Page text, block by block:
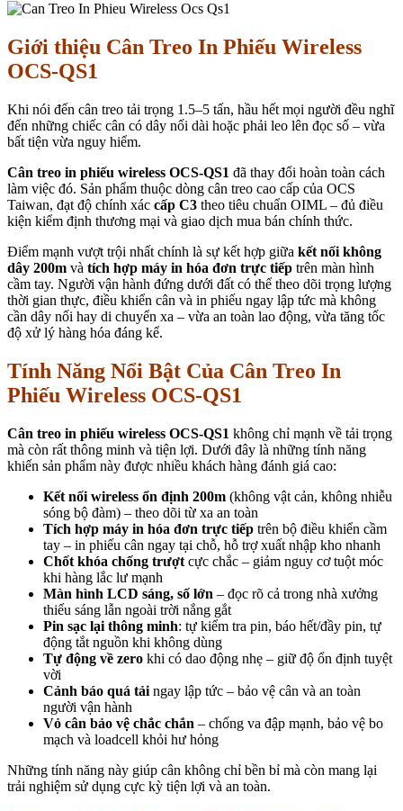
Giới thiệu Cân Treo In Phiếu Wireless
OCS-QS1
Khi nói đến cân treo tải trọng 1.5–5 tấn, hầu hết mọi người đều nghĩ
đến những chiếc cân có dây nối dài hoặc phải leo lên đọc số – vừa
bất tiện vừa nguy hiểm.
Cân treo in phiếu wireless OCS-QS1 đã thay đổi hoàn toàn cách
làm việc đó. Sản phẩm thuộc dòng cân treo cao cấp của OCS
Taiwan, đạt độ chính xác cấp C3 theo tiêu chuẩn OIML – đủ điều
kiện kiểm định thương mại và giao dịch mua bán chính thức.
Điểm mạnh vượt trội nhất chính là sự kết hợp giữa kết nối không
dây 200m và tích hợp máy in hóa đơn trực tiếp trên màn hình
cầm tay. Người vận hành đứng dưới đất có thể theo dõi trọng lượng
thời gian thực, điều khiển cân và in phiếu ngay lập tức mà không
cần dây nối hay di chuyển xa – vừa an toàn lao động, vừa tăng tốc
độ xử lý hàng hóa đáng kể.
Tính Năng Nổi Bật Của Cân Treo In
Phiếu Wireless OCS-QS1
Cân treo in phiếu wireless OCS-QS1 không chỉ mạnh về tải trọng
mà còn rất thông minh và tiện lợi. Dưới đây là những tính năng
khiến sản phẩm này được nhiều khách hàng đánh giá cao:
Kết nối wireless ổn định 200m (không vật cản, không nhiễu
sóng bộ đàm) – theo dõi từ xa an toàn
Tích hợp máy in hóa đơn trực tiếp trên bộ điều khiển cầm
tay – in phiếu cân ngay tại chỗ, hỗ trợ xuất nhập kho nhanh
Chốt khóa chống trượt cực chắc – giảm nguy cơ tuột móc
khi hàng lắc lư mạnh
Màn hình LCD sáng, số lớn – đọc rõ cả trong nhà xưởng
thiếu sáng lẫn ngoài trời nắng gắt
Pin sạc lại thông minh: tự kiểm tra pin, báo hết/đầy pin, tự
động tắt nguồn khi không dùng
Tự động về zero khi có dao động nhẹ – giữ độ ổn định tuyệt
vời
Cảnh báo quá tải ngay lập tức – bảo vệ cân và an toàn
người vận hành
Vỏ cân bảo vệ chắc chắn – chống va đập mạnh, bảo vệ bo
mạch và loadcell khỏi hư hỏng
Những tính năng này giúp cân không chỉ bền bỉ mà còn mang lại
trải nghiệm sử dụng cực kỳ tiện lợi và an toàn.